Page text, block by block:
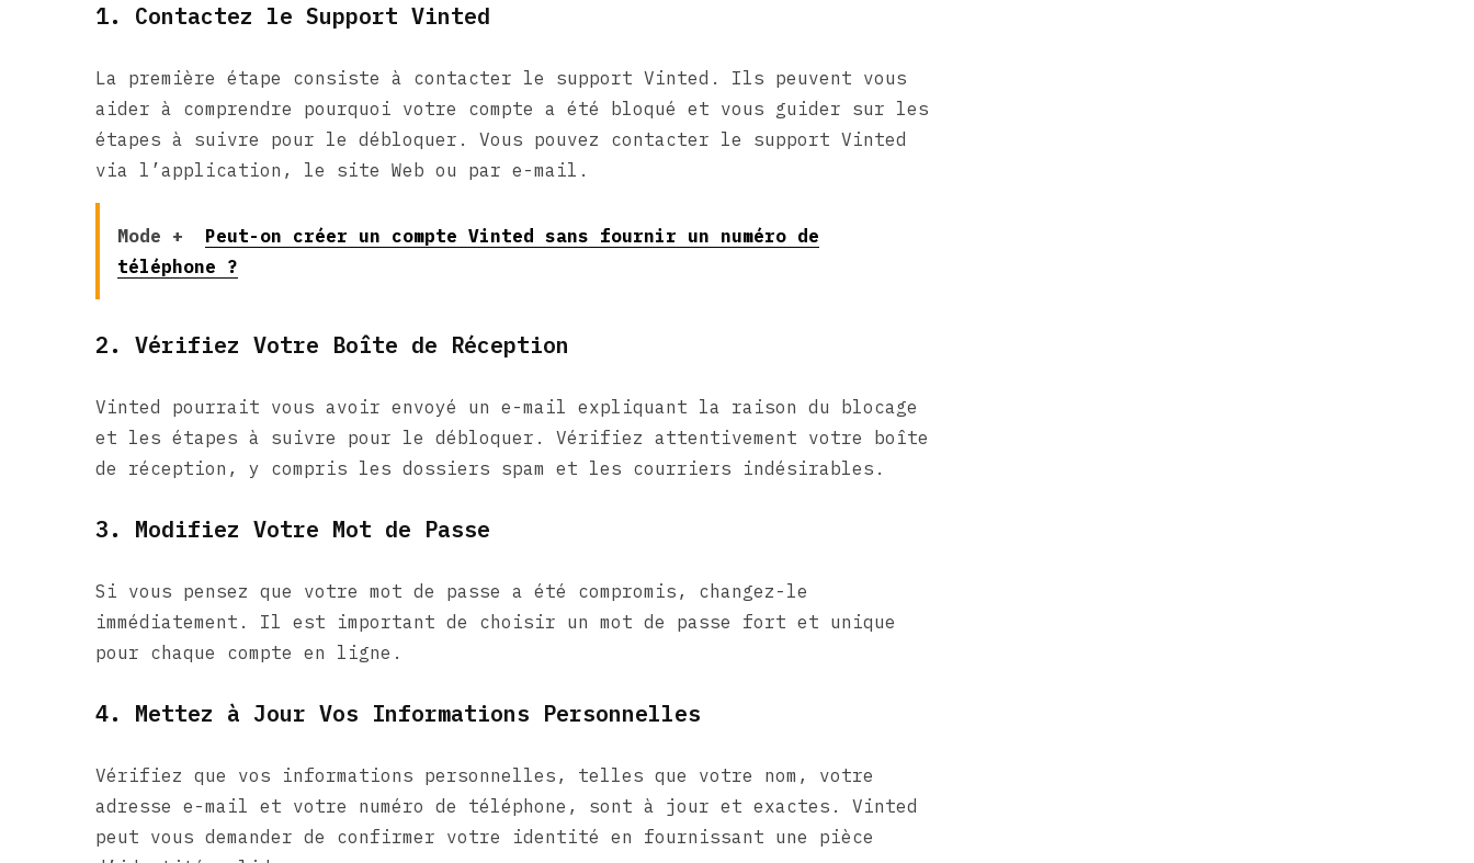
1. Contactez le Support Vinted
La première étape consiste à contacter le support Vinted. Ils peuvent vous
aider à comprendre pourquoi votre compte a été bloqué et vous guider sur les
étapes à suivre pour le débloquer. Vous pouvez contacter le support Vinted
via l’application, le site Web ou par e-mail.
Mode +
Peut-on créer un compte Vinted sans fournir un numéro de
téléphone ?
2. Vérifiez Votre Boîte de Réception
Vinted pourrait vous avoir envoyé un e-mail expliquant la raison du blocage
et les étapes à suivre pour le débloquer. Vérifiez attentivement votre boîte
de réception, y compris les dossiers spam et les courriers indésirables.
3. Modifiez Votre Mot de Passe
Si vous pensez que votre mot de passe a été compromis, changez-le
immédiatement. Il est important de choisir un mot de passe fort et unique
pour chaque compte en ligne.
4. Mettez à Jour Vos Informations Personnelles
Vérifiez que vos informations personnelles, telles que votre nom, votre
adresse e-mail et votre numéro de téléphone, sont à jour et exactes. Vinted
peut vous demander de confirmer votre identité en fournissant une pièce